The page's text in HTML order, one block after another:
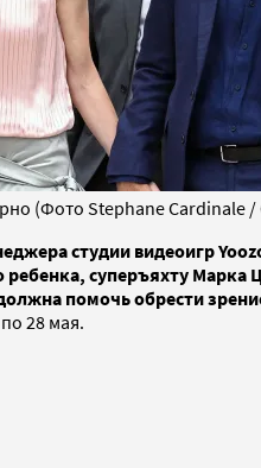
(Фото Stephane Cardinale /
студии видеоигр
суперъяхту Марка
помочь обрести
28 мая.